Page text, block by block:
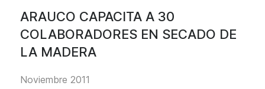
ARAUCO CAPACITA A 30
COLABORADORES EN SECADO DE
LA MADERA
Noviembre 2011